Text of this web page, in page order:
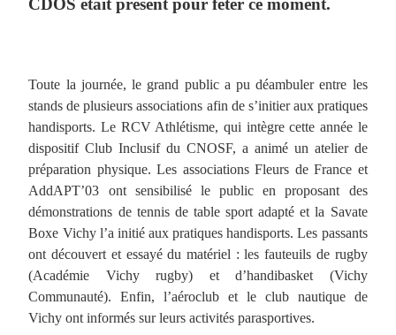
CDOS était présent pour fêter ce moment.
Toute la journée, le grand public a pu déambuler entre les
stands de plusieurs associations afin de s’initier aux pratiques
handisports. Le RCV Athlétisme, qui intègre cette année le
dispositif Club Inclusif du CNOSF, a animé un atelier de
préparation physique. Les associations Fleurs de France et
AddAPT’03 ont sensibilisé le public en proposant des
démonstrations de tennis de table sport adapté et la Savate
Boxe Vichy l’a initié aux pratiques handisports. Les passants
ont découvert et essayé du matériel : les fauteuils de rugby
(Académie Vichy rugby) et d’handibasket (Vichy
Communauté). Enfin, l’aéroclub et le club nautique de
Vichy ont informés sur leurs activités parasportives.